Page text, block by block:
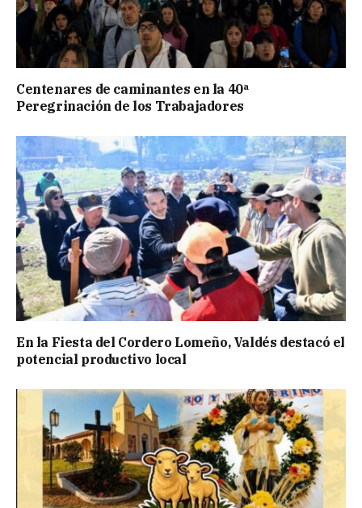
Centenares de caminantes en la 40ª
Peregrinación de los Trabajadores
En la Fiesta del Cordero Lomeño, Valdés destacó el
potencial productivo local